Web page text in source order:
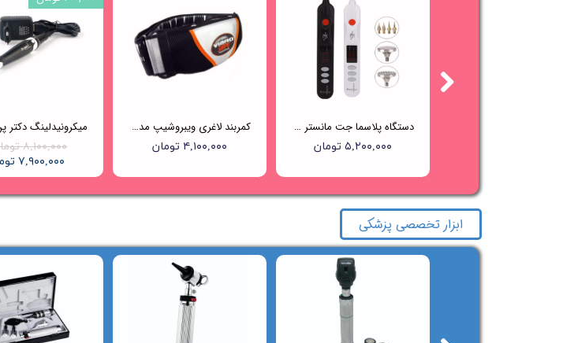
۸,۱۰۰,۰۰۰ تومان
۷,۹۰۰,۰۰۰ تومان
کمربند لاغری ویبروشیپ مدل GPE601
۴,۱۰۰,۰۰۰ تومان
دستگاه پلاسما جت مانستر Beauty Monster
۵,۲۰۰,۰۰۰ تومان
ابزار تخصصی پزشکی